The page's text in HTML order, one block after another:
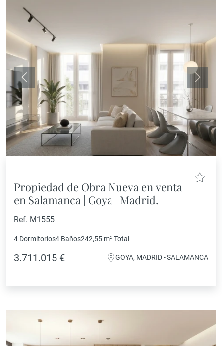
Anterior
Propiedad de Obra Nueva en venta
en Salamanca | Goya | Madrid.
Ref. M1555
4 Dormitorios4 Baños242,55 m² Total
3.711.015 € GOYA, MADRID - SALAMANCA